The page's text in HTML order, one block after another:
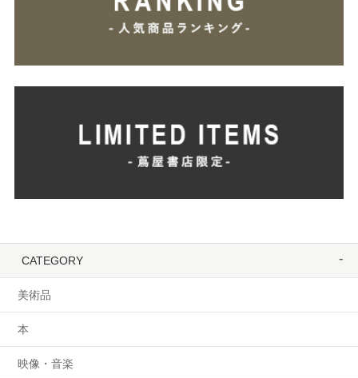
CATEGORY
美術品
本
映像・音楽